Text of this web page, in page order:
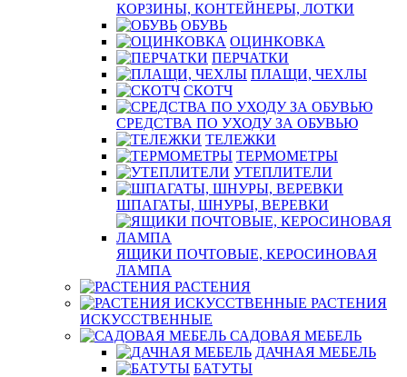
КОРЗИНЫ, КОНТЕЙНЕРЫ, ЛОТКИ
ОБУВЬ
ОЦИНКОВКА
ПЕРЧАТКИ
ПЛАЩИ, ЧЕХЛЫ
СКОТЧ
СРЕДСТВА ПО УХОДУ ЗА ОБУВЬЮ
ТЕЛЕЖКИ
ТЕРМОМЕТРЫ
УТЕПЛИТЕЛИ
ШПАГАТЫ, ШНУРЫ, ВЕРЕВКИ
ЯЩИКИ ПОЧТОВЫЕ, КЕРОСИНОВАЯ
ЛАМПА
РАСТЕНИЯ
РАСТЕНИЯ
ИСКУССТВЕННЫЕ
САДОВАЯ МЕБЕЛЬ
ДАЧНАЯ МЕБЕЛЬ
БАТУТЫ